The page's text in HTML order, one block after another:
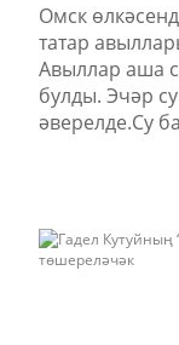
Омск
татар
Авыллар аша
булды. Эчәр
әверелде.Cу